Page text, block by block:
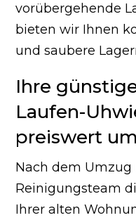
vorübergehende
bieten wir Ihnen
und saubere
Ihre
Laufen-
preiswert
Nach dem
Reinigungsteam
Ihrer alten